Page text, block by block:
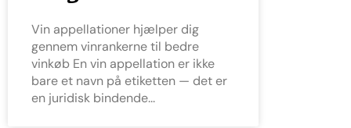
Vin appellationer hjælper dig
gennem vinrankerne til bedre
vinkøb En vin appellation er ikke
bare et navn på etiketten — det er
en juridisk bindende